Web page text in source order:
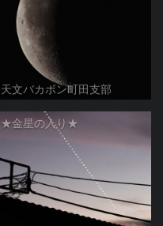
天文バカボン町田支部
★金星の入り★